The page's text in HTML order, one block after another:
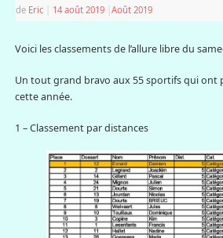
de Eric 14 août 2019 Août 2019
Voici les classements de l’allure libre du
Un tout grand bravo aux 55 sportifs qui ont
cette année.
1 – Classement par distances